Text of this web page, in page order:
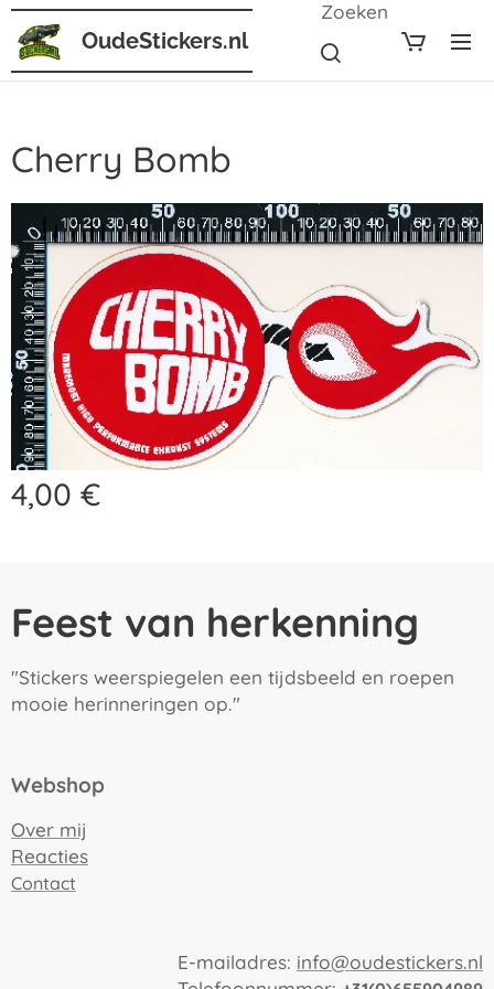
OudeStickers.nl
Zoeken
Cherry Bomb
4,00 €
Feest van herkenning
"Stickers weerspiegelen een tijdsbeeld en roepen
mooie herinneringen op."
Webshop
Over mij
Reacties
Contact
E-mailadres: info@oudestickers.nl